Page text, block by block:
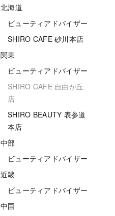
北海道
ビューティアドバイザー
SHIRO CAFE 砂川本店
関東
ビューティアドバイザー
SHIRO CAFE 自由が丘
店
SHIRO BEAUTY 表参道
本店
中部
ビューティアドバイザー
近畿
ビューティアドバイザー
中国